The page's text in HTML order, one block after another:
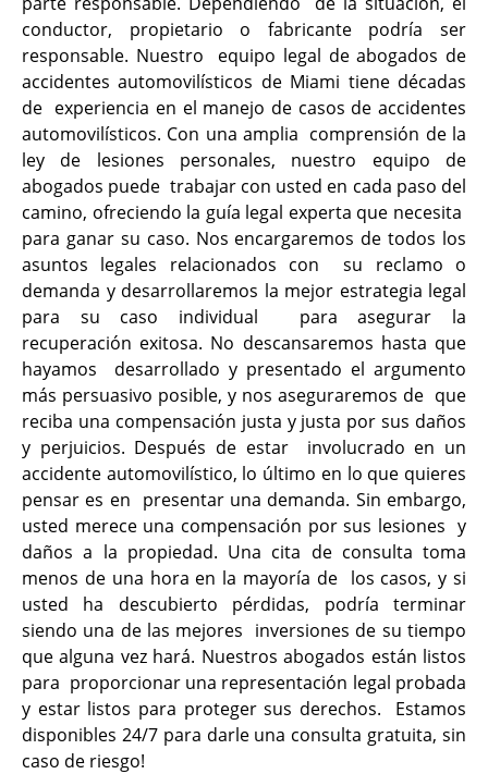
conductor, propietario o fabricante podría ser
responsable. Nuestro equipo legal de abogados de
accidentes automovilísticos de Miami tiene décadas
de experiencia en el manejo de casos de accidentes
automovilísticos. Con una amplia comprensión de la
ley de lesiones personales, nuestro equipo de
abogados puede trabajar con usted en cada paso del
camino, ofreciendo la guía legal experta que necesita
para ganar su caso. Nos encargaremos de todos los
asuntos legales relacionados con su reclamo o
demanda y desarrollaremos la mejor estrategia legal
para su caso individual para asegurar la
recuperación exitosa. No descansaremos hasta que
hayamos desarrollado y presentado el argumento
más persuasivo posible, y nos aseguraremos de que
reciba una compensación justa y justa por sus daños
y perjuicios. Después de estar involucrado en un
accidente automovilístico, lo último en lo que quieres
pensar es en presentar una demanda. Sin embargo,
usted merece una compensación por sus lesiones y
daños a la propiedad. Una cita de consulta toma
menos de una hora en la mayoría de los casos, y si
usted ha descubierto pérdidas, podría terminar
siendo una de las mejores inversiones de su tiempo
que alguna vez hará. Nuestros abogados están listos
para proporcionar una representación legal probada
y estar listos para proteger sus derechos. Estamos
disponibles 24/7 para darle una consulta gratuita, sin
caso de riesgo!